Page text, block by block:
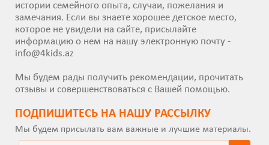
истории семейного опыта, случаи, пожелания и
замечания. Если вы знаете хорошее детское место,
которое не увидели на сайте, присылайте
информацию о нем на нашу электронную почту -
info@4kids.az
Мы будем рады получить рекомендации, прочитать
отзывы и совершенствоваться с Вашей помощью.
ПОДПИШИТEСЬ НА НАШУ РАССЫЛКУ
Мы будем присылать вам важные и лучшие материалы.